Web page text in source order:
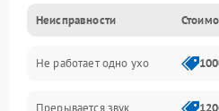
Электропитание
Связь
Неисправности
Не работает одно ухо